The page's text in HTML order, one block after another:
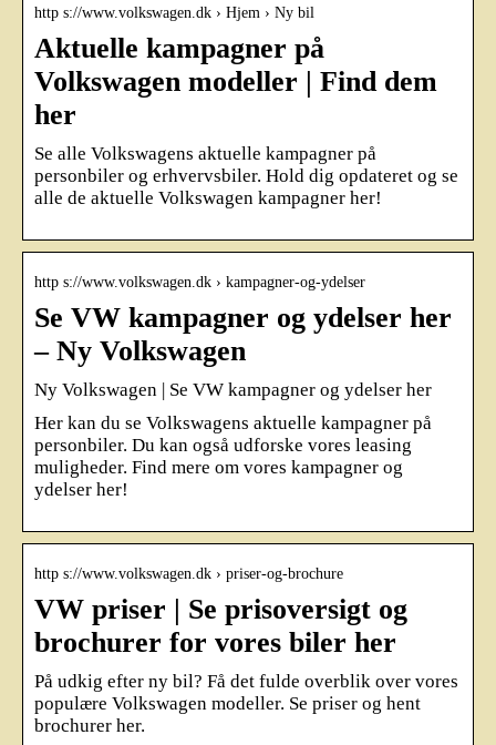
http s://www.volkswagen.dk › Hjem › Ny bil
Aktuelle kampagner på
Volkswagen modeller | Find dem
her
Se alle Volkswagens aktuelle kampagner på
personbiler og erhvervsbiler. Hold dig opdateret og se
alle de aktuelle Volkswagen kampagner her!
http s://www.volkswagen.dk › kampagner-og-ydelser
Se VW kampagner og ydelser her
– Ny Volkswagen
Ny Volkswagen | Se VW kampagner og ydelser her
Her kan du se Volkswagens aktuelle kampagner på
personbiler. Du kan også udforske vores leasing
muligheder. Find mere om vores kampagner og
ydelser her!
http s://www.volkswagen.dk › priser-og-brochure
VW priser | Se prisoversigt og
brochurer for vores biler her
På udkig efter ny bil? Få det fulde overblik over vores
populære Volkswagen modeller. Se priser og hent
brochurer her.